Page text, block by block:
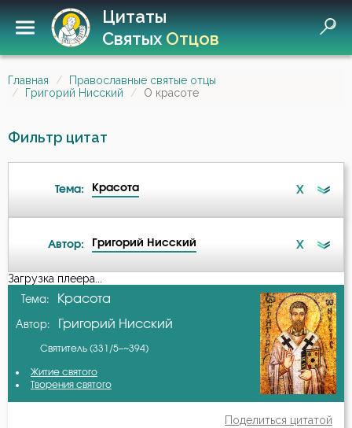
Цитаты
СвятыхОтцов
Главная
Православные святые отцы
Григорий Нисский
О красоте
Фильтр цитат
Тема: Красота X
Ангел
Бедность
Бесы
Автор: Григорий Нисский X
А-я
Авва Исайя (Скитский)
Варсонофий Оптинский (Плиханков)
Василий Великий
Загрузка плеера...
Тема: Красота
Автор: Григорий Нисский
Святитель (331/5–~394)
Житие святого
Творения святого
Поделиться цитатой